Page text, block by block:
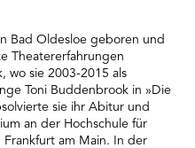
Bad Oldesloe geboren und
Theatererfahrungen
wo sie 2003-2015 als
Toni Buddenbrook in »Die
sie ihr Abitur und
an der Hochschule für
am Main. In der